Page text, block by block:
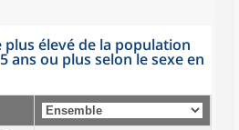
plus élevé de la population
ans ou plus selon le sexe en